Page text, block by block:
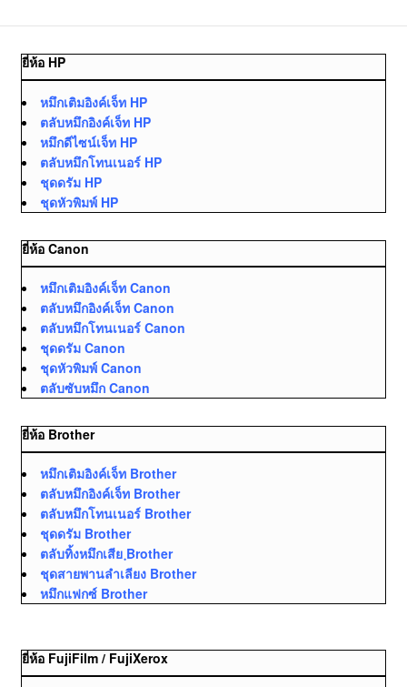
ยี่ห้อ HP
หมึกเติมอิงค์เจ็ท HP
ตลับหมึกอิงค์เจ็ท HP
หมึกดีไซน์เจ็ท HP
ตลับหมึกโทนเนอร์ HP
ชุดดรัม HP
ชุดหัวพิมพ์ HP
ยี่ห้อ Canon
หมึกเติมอิงค์เจ็ท Canon
ตลับหมึกอิงค์เจ็ท Canon
ตลับหมึกโทนเนอร์ Canon
ชุดดรัม Canon
ชุดหัวพิมพ์ Canon
ตลับซับหมึก Canon
ยี่ห้อ Brother
หมึกเติมอิงค์เจ็ท Brother
ตลับหมึกอิงค์เจ็ท Brother
ตลับหมึกโทนเนอร์ Brother
ชุดดรัม Brother
ตลับทิ้งหมึกเสีย ฺBrother
ชุดสายพานลำเลียง Brother
หมึกแฟกซ์ Brother
ยี่ห้อ FujiFilm / FujiXerox